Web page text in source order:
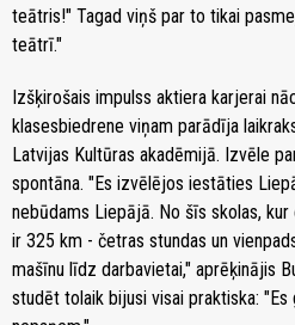
teātris!" Tagad viņš par to tikai
teātrī."
Izšķirošais impulss aktiera karjerai
klasesbiedrene viņam parādīja
Latvijas Kultūras akadēmijā. Izvēle
spontāna. "Es izvēlējos iestāties
nebūdams Liepājā. No šīs skolas,
ir 325 km - četras stundas un
mašīnu līdz darbavietai," aprēķinājis
studēt tolaik bijusi visai praktiska: